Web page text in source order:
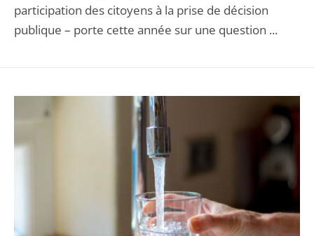
participation des citoyens à la prise de décision
publique – porte cette année sur une question ...